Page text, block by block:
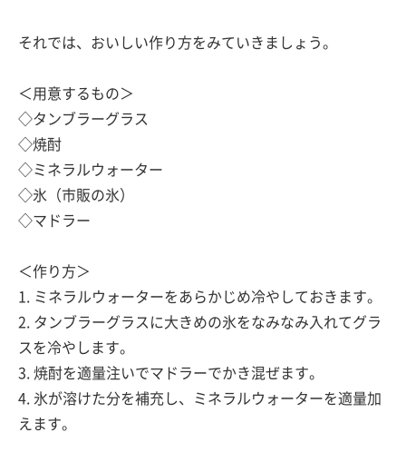
それでは、おいしい作り方をみていきましょう。
＜用意するもの＞
◇タンブラーグラス
◇焼酎
◇ミネラルウォーター
◇氷（市販の氷）
◇マドラー
＜作り方＞
1. ミネラルウォーターをあらかじめ冷やしておきます。
2. タンブラーグラスに大きめの氷をなみなみ入れてグラ
スを冷やします。
3. 焼酎を適量注いでマドラーでかき混ぜます。
4. 氷が溶けた分を補充し、ミネラルウォーターを適量加
えます。